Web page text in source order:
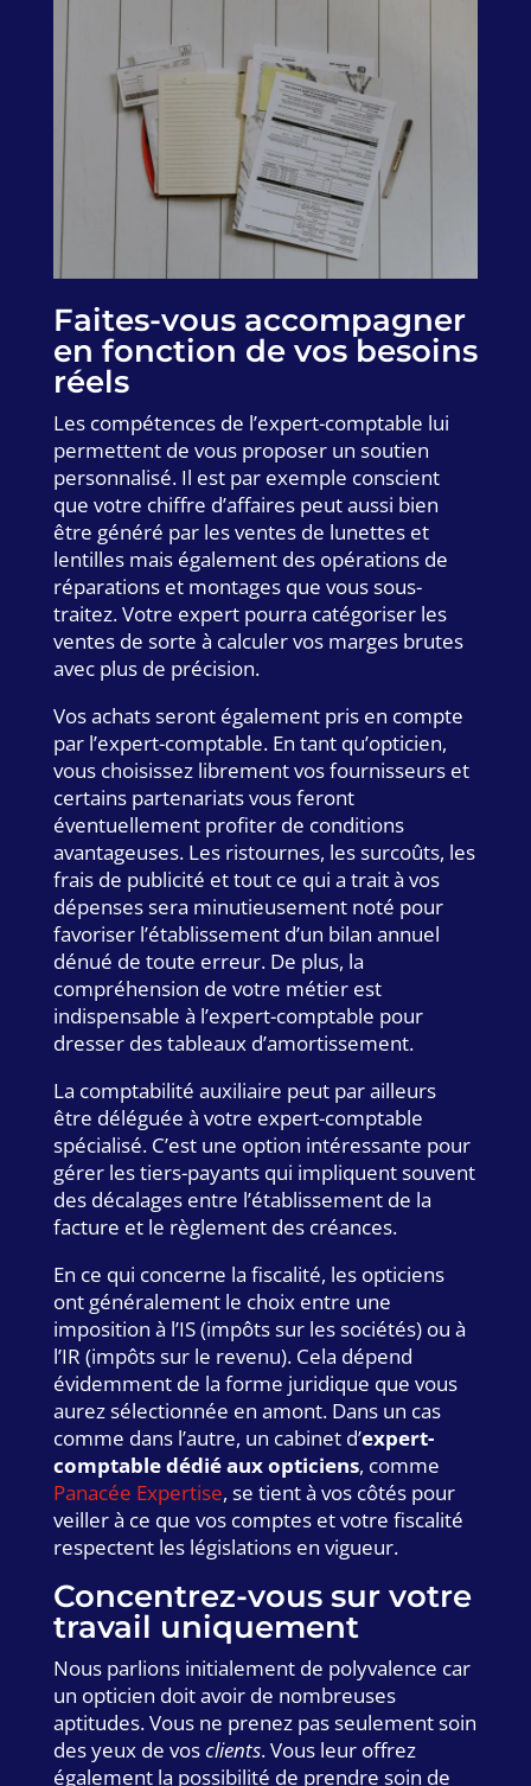
Faites-vous accompagner
en fonction de vos besoins
réels
Les compétences de l’expert-comptable lui
permettent de vous proposer un soutien
personnalisé. Il est par exemple conscient
que votre chiffre d’affaires peut aussi bien
être généré par les ventes de lunettes et
lentilles mais également des opérations de
réparations et montages que vous sous-
traitez. Votre expert pourra catégoriser les
ventes de sorte à calculer vos marges brutes
avec plus de précision.
Vos achats seront également pris en compte
par l’expert-comptable. En tant qu’opticien,
vous choisissez librement vos fournisseurs et
certains partenariats vous feront
éventuellement profiter de conditions
avantageuses. Les ristournes, les surcoûts, les
frais de publicité et tout ce qui a trait à vos
dépenses sera minutieusement noté pour
favoriser l’établissement d’un bilan annuel
dénué de toute erreur. De plus, la
compréhension de votre métier est
indispensable à l’expert-comptable pour
dresser des tableaux d’amortissement.
La comptabilité auxiliaire peut par ailleurs
être déléguée à votre expert-comptable
spécialisé. C’est une option intéressante pour
gérer les tiers-payants qui impliquent souvent
des décalages entre l’établissement de la
facture et le règlement des créances.
En ce qui concerne la fiscalité, les opticiens
ont généralement le choix entre une
imposition à l’IS (impôts sur les sociétés) ou à
l’IR (impôts sur le revenu). Cela dépend
évidemment de la forme juridique que vous
aurez sélectionnée en amont. Dans un cas
comme dans l’autre, un cabinet d’expert-
comptable dédié aux opticiens, comme
Panacée Expertise, se tient à vos côtés pour
veiller à ce que vos comptes et votre fiscalité
respectent les législations en vigueur.
Concentrez-vous sur votre
travail uniquement
Nous parlions initialement de polyvalence car
un opticien doit avoir de nombreuses
aptitudes. Vous ne prenez pas seulement soin
des yeux de vosclients. Vous leur offrez
également la possibilité de prendre soin de